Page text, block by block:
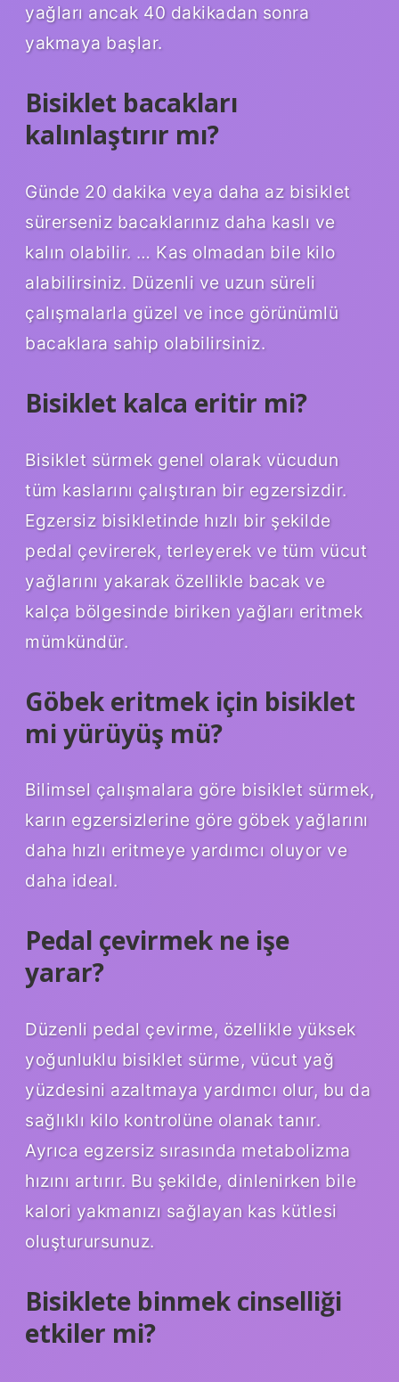
yağları ancak 40 dakikadan sonra
yakmaya başlar.
Bisiklet bacakları
kalınlaştırır mı?
Günde 20 dakika veya daha az bisiklet
sürerseniz bacaklarınız daha kaslı ve
kalın olabilir. … Kas olmadan bile kilo
alabilirsiniz. Düzenli ve uzun süreli
çalışmalarla güzel ve ince görünümlü
bacaklara sahip olabilirsiniz.
Bisiklet kalca eritir mi?
Bisiklet sürmek genel olarak vücudun
tüm kaslarını çalıştıran bir egzersizdir.
Egzersiz bisikletinde hızlı bir şekilde
pedal çevirerek, terleyerek ve tüm vücut
yağlarını yakarak özellikle bacak ve
kalça bölgesinde biriken yağları eritmek
mümkündür.
Göbek eritmek için bisiklet
mi yürüyüş mü?
Bilimsel çalışmalara göre bisiklet sürmek,
karın egzersizlerine göre göbek yağlarını
daha hızlı eritmeye yardımcı oluyor ve
daha ideal.
Pedal çevirmek ne işe
yarar?
Düzenli pedal çevirme, özellikle yüksek
yoğunluklu bisiklet sürme, vücut yağ
yüzdesini azaltmaya yardımcı olur, bu da
sağlıklı kilo kontrolüne olanak tanır.
Ayrıca egzersiz sırasında metabolizma
hızını artırır. Bu şekilde, dinlenirken bile
kalori yakmanızı sağlayan kas kütlesi
oluşturursunuz.
Bisiklete binmek cinselliği
etkiler mi?